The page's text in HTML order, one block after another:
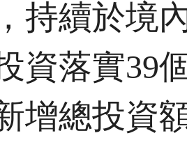
持續於境
資落實39
增總投資